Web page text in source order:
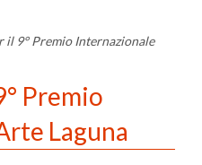
il 9° Premio Internazionale
Premio
Laguna